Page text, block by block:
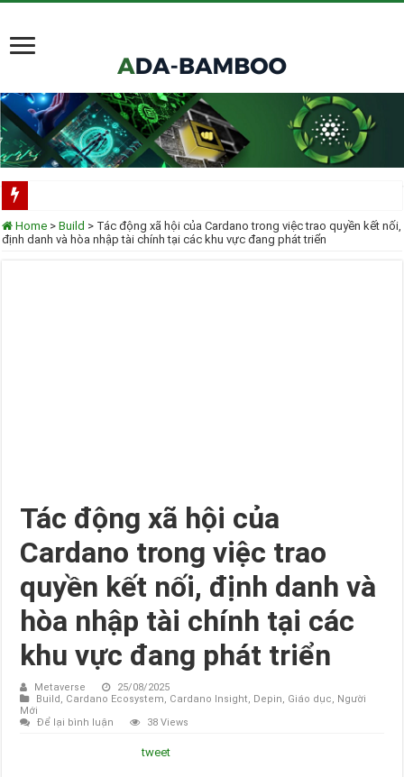
Scorechain tích hợp toàn diện Cardano cho việc tuân thủ và điều tra blockchain
Home > Build > Tác động xã hội của Cardano trong việc trao quyền kết nối,
định danh và hòa nhập tài chính tại các khu vực đang phát triển
Tác động xã hội của
Cardano trong việc trao
quyền kết nối, định danh và
hòa nhập tài chính tại các
khu vực đang phát triển
Metaverse
25/08/2025
Build, Cardano Ecosystem, Cardano Insight, Depin, Giáo dục, Người
Mới
Để lại bình luận
38 Views
tweet